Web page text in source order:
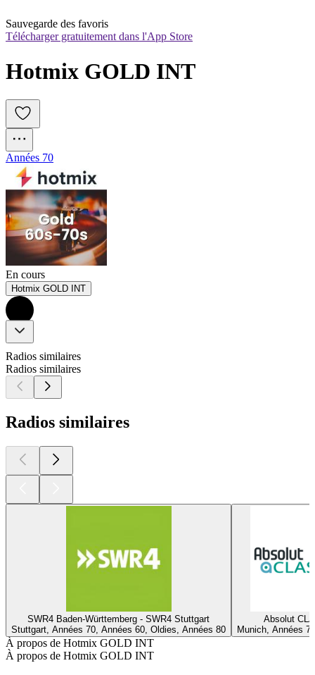
Sauvegarde des favoris
Télécharger gratuitement dans l'App Store
Hotmix GOLD INT
Années 70
En cours
Hotmix GOLD INT
Radios similaires
Radios similaires
Radios similaires
SWR4 Baden-Württemberg - SWR4 Stuttgart
Stuttgart, Années 70, Années 60, Oldies, Années 80
Absolut
Munich, Années
À propos de Hotmix GOLD INT
À propos de Hotmix GOLD INT